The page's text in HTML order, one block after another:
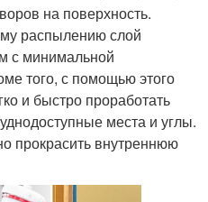
на поверхность.
распылению слой
с минимальной
того, с помощью этого
и быстро проработать
места и углы.
прокрасить внутреннюю